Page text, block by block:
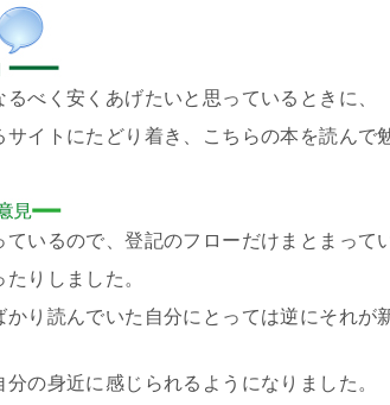
べく安くあげたいと思っているときに、
サイトにたどり着き、こちらの本を読んで
ているので、登記のフローだけまとまって
りしました。
かり読んでいた自分にとっては逆にそれが
分の身近に感じられるようになりました。